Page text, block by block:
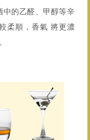
中的乙醛、甲醇等辛
柔順，香氣 將更濃